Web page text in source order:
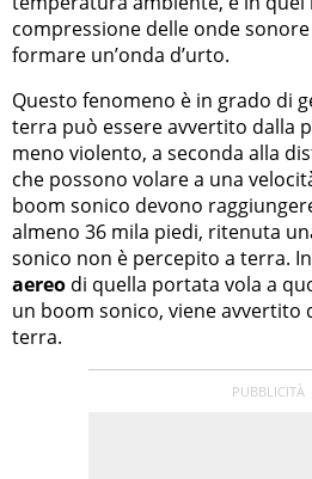
compressione delle onde
formare un’onda d’urto.
Questo fenomeno è in grado di
terra può essere avvertito dalla
meno violento, a seconda alla
che possono volare a una
boom sonico devono
almeno 36 mila piedi, ritenuta
sonico non è percepito a terra.
aereo di quella portata vola a
un boom sonico, viene avvertito
terra.